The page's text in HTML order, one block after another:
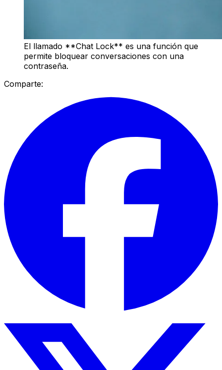
El llamado **Chat Lock** es una función que
permite bloquear conversaciones con una
contraseña.
Comparte: